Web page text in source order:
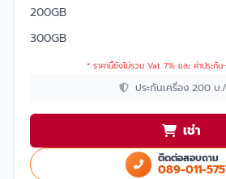
200GB
300GB
* ราคานี้ยังไม่รวม Vat 7% และ ค่าประกัน
ประกันเครื่อง 200 บ
เช่า
ติดต่อสอบถาม
089-011-